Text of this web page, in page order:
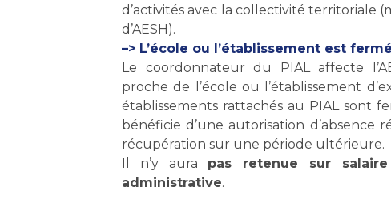
d’activités avec la collectivité territoriale
d’AESH).
–> L’école ou l’établissement est fermé
Le coordonnateur du PIAL affecte
proche de l’école ou l’établissement
établissements rattachés au PIAL sont
bénéficie d’une autorisation
récupération sur une période ultérieure.
Il n’y aura pas retenue sur salaire
administrative.